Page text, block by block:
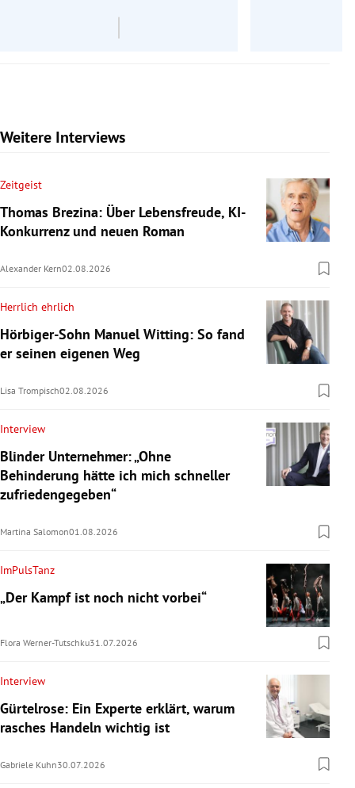
Weitere Interviews
Zeitgeist
Thomas Brezina: Über Lebensfreude, KI-
Konkurrenz und neuen Roman
Alexander Kern02.08.2026
Herrlich ehrlich
Hörbiger-Sohn Manuel Witting: So fand
er seinen eigenen Weg
Lisa Trompisch02.08.2026
Interview
Blinder Unternehmer: „Ohne
Behinderung hätte ich mich schneller
zufriedengegeben“
Martina Salomon01.08.2026
ImPulsTanz
„Der Kampf ist noch nicht vorbei“
Flora Werner-Tutschku31.07.2026
Interview
Gürtelrose: Ein Experte erklärt, warum
rasches Handeln wichtig ist
Gabriele Kuhn30.07.2026